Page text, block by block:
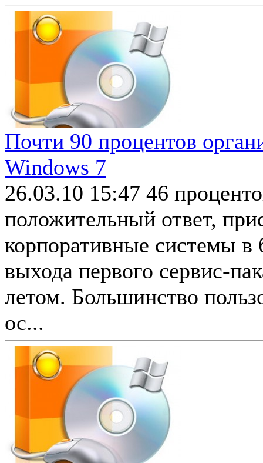
Почти 90 процентов
Windows 7
26.03.10 15:47 46
положительный ответ,
корпоративные системы
выхода первого сервис-
летом. Большинство
ос...